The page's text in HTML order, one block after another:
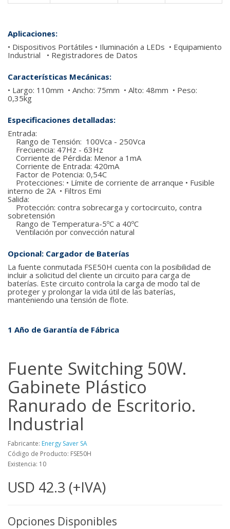
Aplicaciones:
• Dispositivos Portátiles • Iluminación a LEDs • Equipamiento
Industrial • Registradores de Datos
Características Mecánicas:
• Largo: 110mm • Ancho: 75mm • Alto: 48mm • Peso:
0,35kg
Especificaciones detalladas:
Entrada:
Rango de Tensión: 100Vca - 250Vca
Frecuencia: 47Hz - 63Hz
Corriente de Pérdida: Menor a 1mA
Corriente de Entrada: 420mA
Factor de Potencia: 0,54C
Protecciones: • Límite de corriente de arranque • Fusible
interno de 2A • Filtros Emi
Salida:
Protección: contra sobrecarga y cortocircuito, contra
sobretensión
Rango de Temperatura-5ºC a 40ºC
Ventilación por convección natural
Opcional: Cargador de Baterías
La fuente conmutada FSE50H cuenta con la posibilidad de
incluir a solicitud del cliente un circuito para carga de
baterías. Este circuito controla la carga de modo tal de
proteger y prolongar la vida útil de las baterías,
manteniendo una tensión de flote.
1 Año de Garantía de Fábrica
Fuente Switching 50W.
Gabinete Plástico
Ranurado de Escritorio.
Industrial
Fabricante: Energy Saver SA
Código de Producto: FSE50H
Existencia: 10
USD 42.3 (+IVA)
Opciones Disponibles